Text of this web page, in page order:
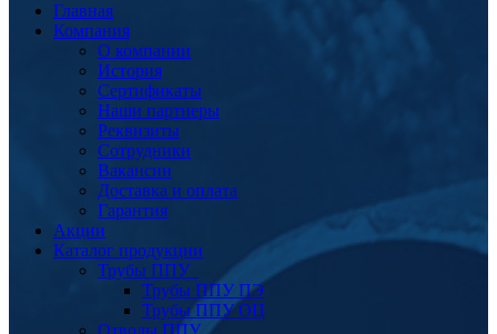
Главная
Компания
О компании
История
Сертификаты
Наши партнеры
Реквизиты
Сотрудники
Вакансии
Доставка и оплата
Гарантия
Акции
Каталог продукции
Трубы ППУ
Трубы ППУ ПЭ
Трубы ППУ ОЦ
Отводы ППУ